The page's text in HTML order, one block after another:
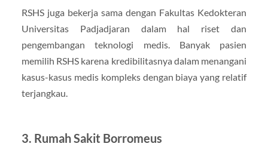
RSHS juga bekerja sama dengan Fakultas Kedokteran
Universitas Padjadjaran dalam hal riset dan
pengembangan teknologi medis. Banyak pasien
memilih RSHS karena kredibilitasnya dalam menangani
kasus-kasus medis kompleks dengan biaya yang relatif
terjangkau.
3. Rumah Sakit Borromeus